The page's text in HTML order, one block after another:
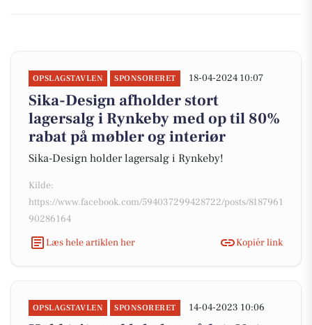
OPSLAGSTAVLEN SPONSORERET 18-04-2024 10:07
Sika-Design afholder stort
lagersalg i Rynkeby med op til 80%
rabat på møbler og interiør
Sika-Design holder lagersalg i Rynkeby!
Kilde:
https://www.facebook.com/594037299428722/posts/8187961
90286164
Læs hele artiklen her
Kopiér link
OPSLAGSTAVLEN SPONSORERET 14-04-2023 10:06